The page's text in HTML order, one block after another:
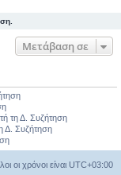
Μετάβαση σε
τη Δ. Συζήτηση
Δ. Συζήτηση
οι χρόνοι είναι UTC+03:00